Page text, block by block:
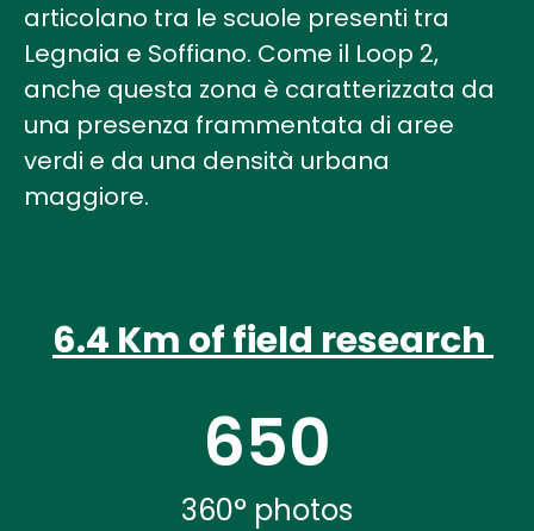
articolano tra le scuole presenti tra
Legnaia e Soffiano. Come il Loop 2,
anche questa zona è caratterizzata da
una presenza frammentata di aree
verdi e da una densità urbana
maggiore.
6.4 Km of field research
360° photos
650